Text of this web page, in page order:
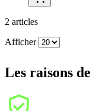
2 articles
Afficher
Les raisons